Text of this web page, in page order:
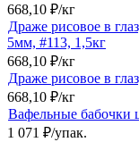
668,10 ₽/кг
Драже рисовое в
5мм, #113, 1,5кг
668,10 ₽/кг
Драже рисовое в
668,10 ₽/кг
Вафельные бабочки
1 071 ₽/упак.